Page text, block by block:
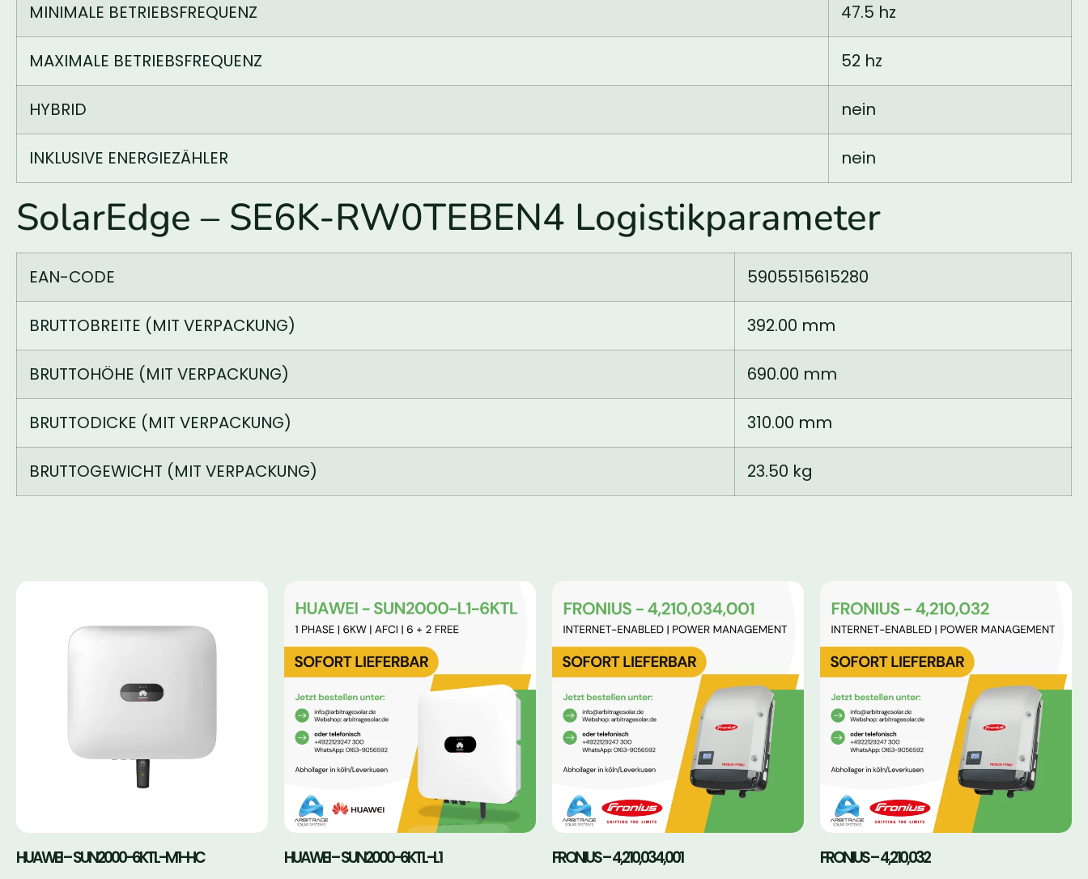
MINIMALE BETRIEBSFREQUENZ 47.5 hz
MAXIMALE BETRIEBSFREQUENZ 52 hz
HYBRID nein
INKLUSIVE ENERGIEZÄHLER nein
SolarEdge – SE6K-RW0TEBEN4 Logistikparameter
EAN-CODE 5905515615280
BRUTTOBREITE (MIT VERPACKUNG) 392.00 mm
BRUTTOHÖHE (MIT VERPACKUNG) 690.00 mm
BRUTTODICKE (MIT VERPACKUNG) 310.00 mm
BRUTTOGEWICHT (MIT VERPACKUNG) 23.50 kg
HUAWEI – SUN2000-6KTL-M1-HC HUAWEI – SUN2000-6KTL-L1 FRONIUS – 4,210,034,001 FRONIUS – 4,210,032